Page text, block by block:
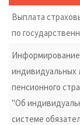
Выплата
по
Информирование
индивидуальных
пенсионного
"Об
системе